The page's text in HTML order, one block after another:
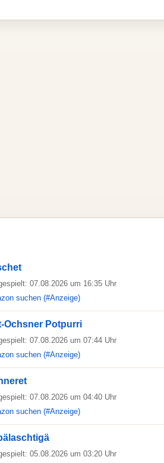
07.08.2026 um 16:35 Uhr
suchen (#Anzeige)
Ochsner Potpurri
07.08.2026 um 07:44 Uhr
suchen (#Anzeige)
07.08.2026 um 04:40 Uhr
suchen (#Anzeige)
05.08.2026 um 03:20 Uhr